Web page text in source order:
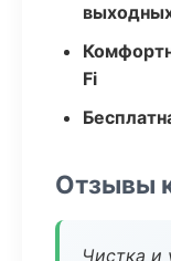
Fi
Отзывы
Чистка